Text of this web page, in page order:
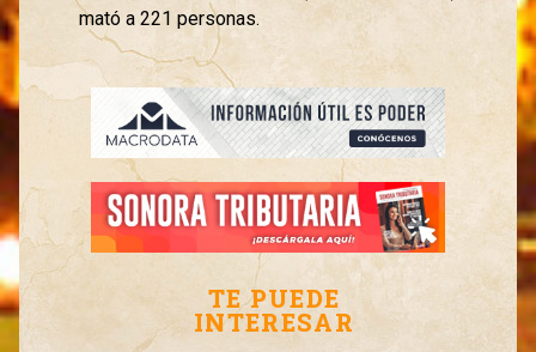
mató a 221 personas.
TE PUEDE
INTERESAR